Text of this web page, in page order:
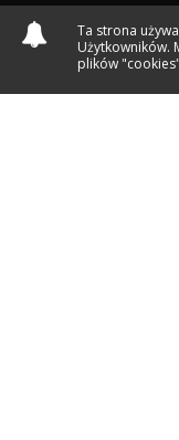
Ta strona
Użytkowników.
plików